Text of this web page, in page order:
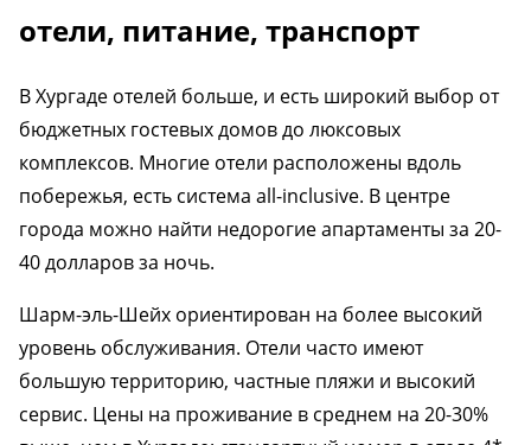
отели, питание, транспорт
В Хургаде отелей больше, и есть широкий выбор от
бюджетных гостевых домов до люксовых
комплексов. Многие отели расположены вдоль
побережья, есть система all-inclusive. В центре
города можно найти недорогие апартаменты за 20-
40 долларов за ночь.
Шарм-эль-Шейх ориентирован на более высокий
уровень обслуживания. Отели часто имеют
большую территорию, частные пляжи и высокий
сервис. Цены на проживание в среднем на 20-30%